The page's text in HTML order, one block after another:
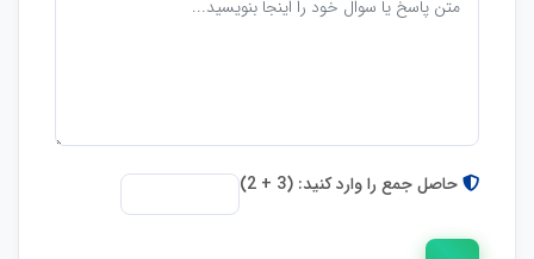
حاصل جمع را وارد کنید: (3 + 2)